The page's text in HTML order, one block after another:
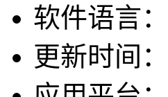
软件语言：
更新时间：